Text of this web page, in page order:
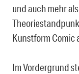
und auch mehr
Kunstform Comic
Im Vordergrund